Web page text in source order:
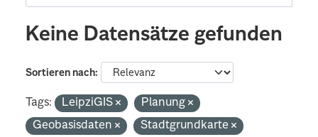
Keine Datensätze gefunden
Sortieren nach
Tags: LeipziGIS
Planung
Geobasisdaten
Stadtgrundkarte